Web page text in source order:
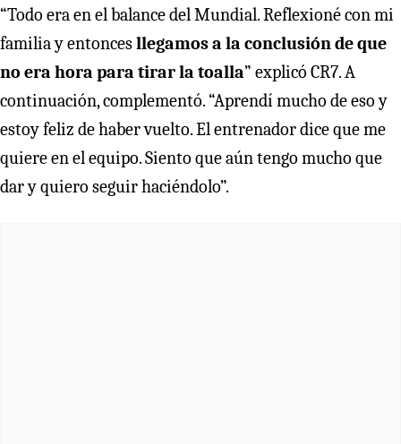
“Todo era en el balance del Mundial. Reflexioné con mi
familia y entoncesllegamos a la conclusión de que
no era hora para tirar la toalla” explicó CR7. A
continuación, complementó. “Aprendí mucho de eso y
estoy feliz de haber vuelto. El entrenador dice que me
quiere en el equipo. Siento que aún tengo mucho que
dar y quiero seguir haciéndolo”.